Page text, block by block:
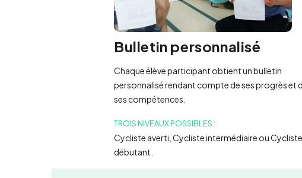
Bulletin personnalisé
Chaque élève participant obtient un bulletin
personnalisé rendant compte de ses progrès et
ses compétences.
TROIS NIVEAUX POSSIBLES :
Cycliste averti, Cycliste intermédiaire ou Cycliste
débutant.